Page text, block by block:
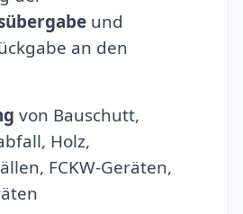
und
an den
von Bauschutt,
Holz,
FCKW-Geräten,